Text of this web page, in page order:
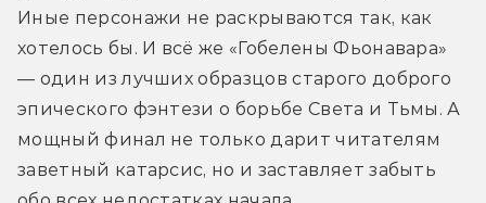
Иные персонажи не раскрываются так, как
хотелось бы. И всё же «Гобелены Фьонавара»
— один из лучших образцов старого доброго
эпического фэнтези о борьбе Света и Тьмы. А
мощный финал не только дарит читателям
заветный катарсис, но и заставляет забыть